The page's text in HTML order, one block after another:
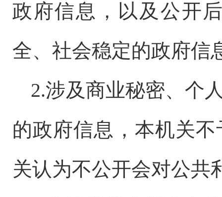
政府信息，以及公开
全、社会稳定的政府信
2.涉及商业秘密、个
的政府信息，本机关
关认为不公开会对公共